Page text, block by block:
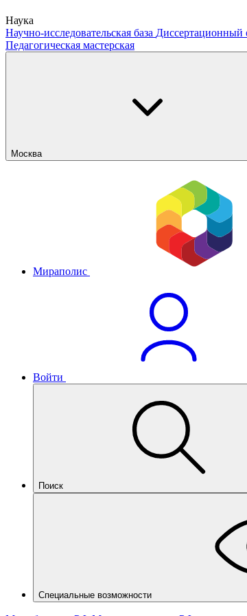
Наука
Научно-исследовательская база Диссертационный
Педагогическая мастерская
Москва
Мираполис
Войти
Поиск
Специальные возможности